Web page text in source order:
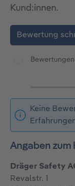
Kund:innen.
Bewertung
Keine
Angaben zum
Dräger Safety
Revalstr. 1